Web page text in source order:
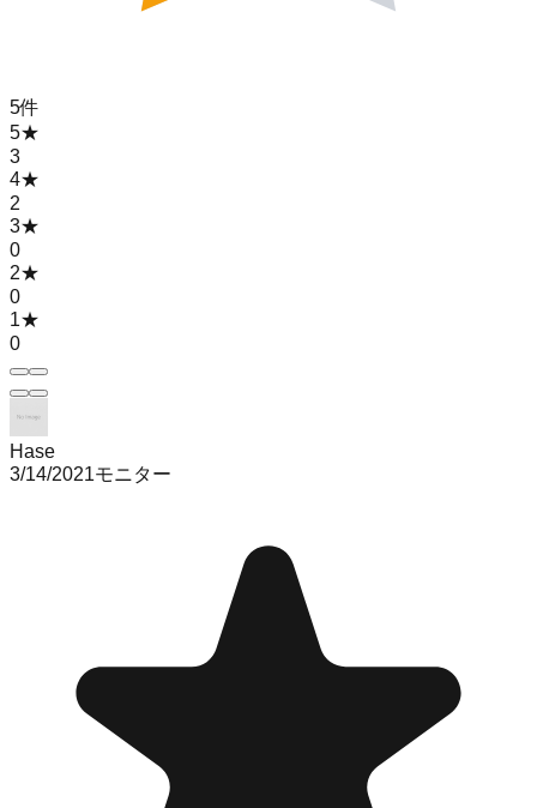
5件
5★
3
4★
2
3★
0
2★
0
1★
0
Hase
3/14/2021モニター